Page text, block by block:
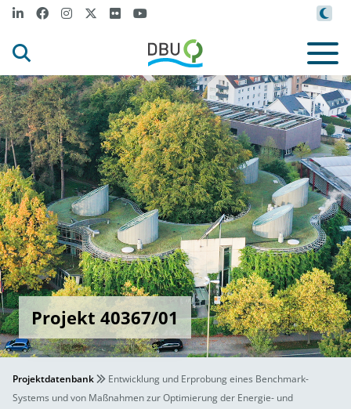
Projekt 40367/01
Projektdatenbank
Entwicklung und Erprobung eines Benchmark-
Systems und von Maßnahmen zur Optimierung der Energie- und